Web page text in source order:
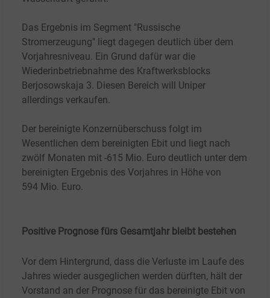
Das Ergebnis im Segment "Russische
Stromerzeugung" liegt dagegen deutlich über dem
Vorjahresniveau. Ein Grund dafür war die
Wiederinbetriebnahme des Kraftwerksblocks
Berjosowskaja 3. Diesen Bereich will Uniper
allerdings verkaufen.
Der bereinigte Konzernüberschuss folgt im
Wesentlichen dem bereinigten Ebit und liegt nach
zwölf Monaten mit -615 Mio. Euro deutlich unter dem
bereinigten Ergebnis des Vorjahres in Höhe von
594 Mio. Euro.
Positive ​Prognose fürs Gesamtjahr bleibt bestehen
Vor dem Hintergrund, dass die Verluste im Laufe des
Jahres wieder ausgeglichen werden dürften, hält der
Vorstand an der Prognose für das bereinigte Ebit von